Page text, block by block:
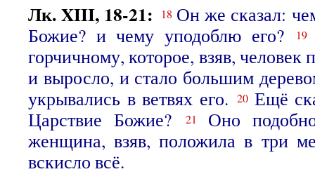
Лк. XIII, 18-21: 18 Он же сказал:
Божие? и чему уподоблю его?
горчичному, которое, взяв, человек
и выросло, и стало большим
укрывались в ветвях его.
20 Ещё
Царствие Божие?
21 Оно
женщина, взяв, положила в три
вскисло всё.